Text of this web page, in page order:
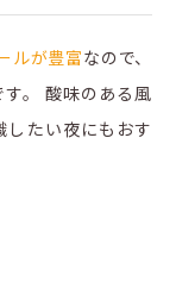
ルが豊富なので、
。 酸味のある風
たい夜にもおす